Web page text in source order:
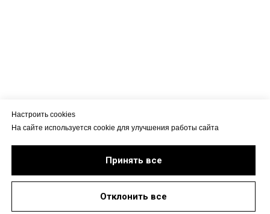
Настроить cookies
На сайте используется cookie для улучшения работы сайта
Принять все
Отклонить все